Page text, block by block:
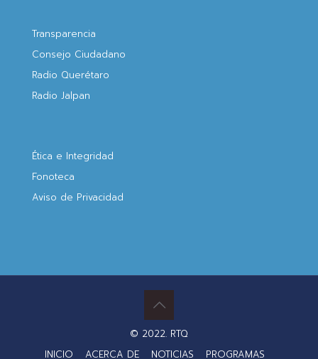
Transparencia
Consejo Ciudadano
Radio Querétaro
Radio Jalpan
Ética e Integridad
Fonoteca
Aviso de Privacidad
© 2022. RTQ
INICIO
ACERCA DE NOTICIAS PROGRAMAS